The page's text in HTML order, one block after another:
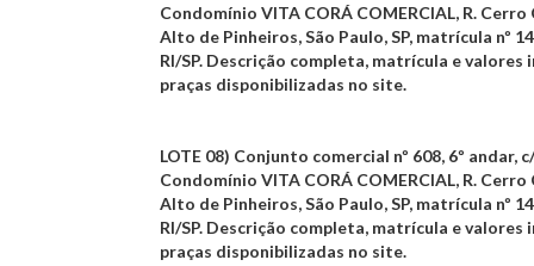
Condomínio VITA CORÁ COMERCIAL, R. Cerro
Alto de Pinheiros, São Paulo, SP, matrícula nº
RI/SP. Descrição completa, matrícula e valores
praças disponibilizadas no site.
LOTE 08) Conjunto comercial nº 608, 6º andar,
Condomínio VITA CORÁ COMERCIAL, R. Cerro
Alto de Pinheiros, São Paulo, SP, matrícula nº
RI/SP. Descrição completa, matrícula e valores
praças disponibilizadas no site.